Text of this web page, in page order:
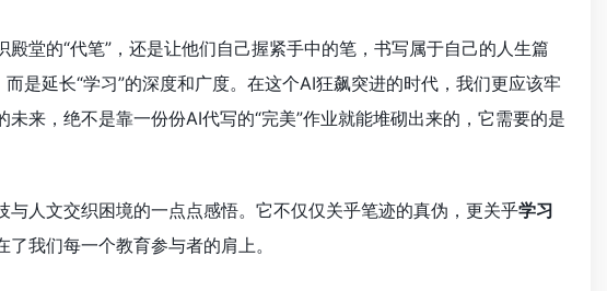
殿堂的“代笔”，还是让他们自己握紧手中的笔，书写属于自己的人生篇
是延长“学习”的深度和广度。在这个AI狂飙突进的时代，我们更应该牢
来，绝不是靠一份份AI代写的“完美”作业就能堆砌出来的，它需要的是
人文交织困境的一点点感悟。它不仅仅关乎笔迹的真伪，更关乎学习
我们每一个教育参与者的肩上。